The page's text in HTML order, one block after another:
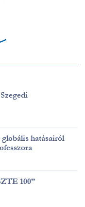
globális hatásairól
100”